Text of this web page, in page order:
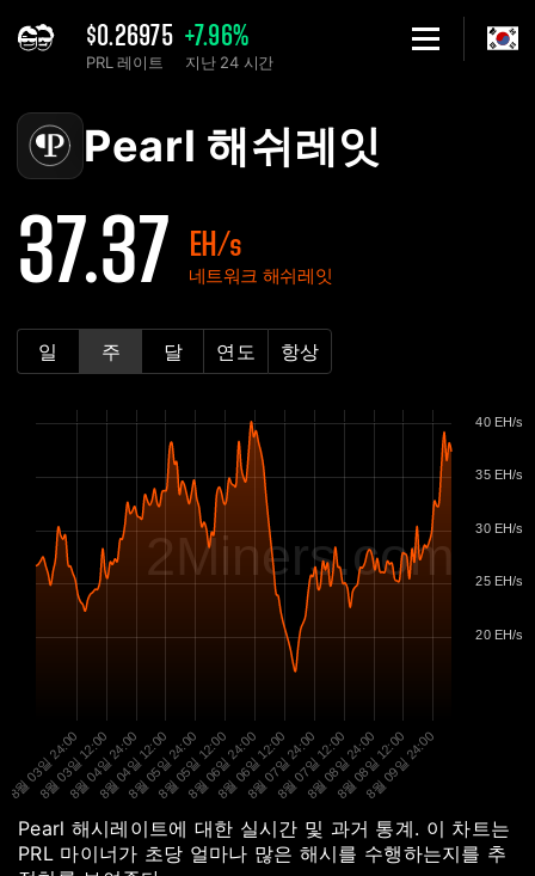
$0.26975
PRL 레이트
+7.96%
지난 24 시간
Pearl PRL 네트워크 해쉬레잇 차트 - 2Miners
Pearl 해쉬레잇
37.37 EH/s
네트워크 해쉬레잇
일 주 달 연도 항상
2Miners.com
8월 03일 24:00
8월 03일 12:00
8월 04일 24:00
8월 04일 12:00
8월 05일 24:00
8월 05일 12:00
8월 06일 24:00
8월 06일 12:00
8월 07일 24:00
8월 07일 12:00
8월 08일 24:00
8월 08일 12:00
8월 09일 24:00
20 EH/s
25 EH/s
30 EH/s
35 EH/s
40 EH/s
Pearl 해시레이트에 대한 실시간 및 과거 통계. 이 차트는
PRL 마이너가 초당 얼마나 많은 해시를 수행하는지를 추